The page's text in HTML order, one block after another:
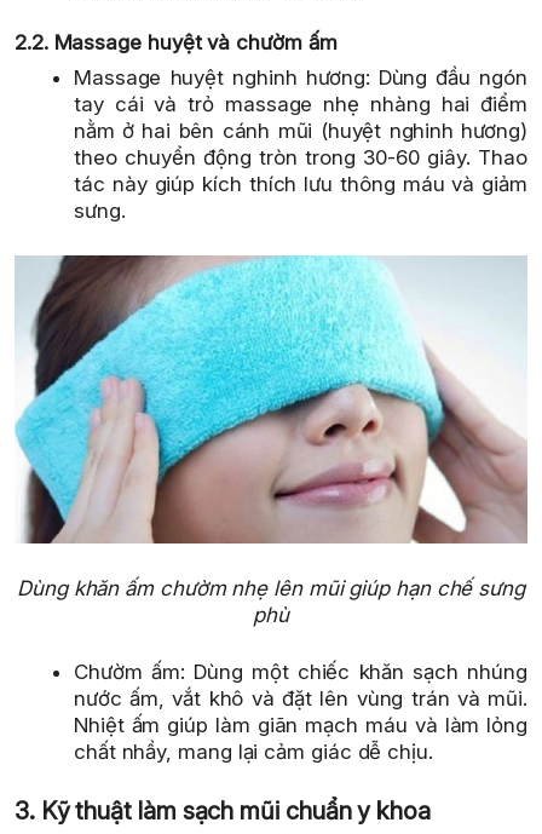
2.2. Massage huyệt và chườm ấm
Massage huyệt nghinh hương: Dùng đầu ngón
tay cái và trỏ massage nhẹ nhàng hai điểm
nằm ở hai bên cánh mũi (huyệt nghinh hương)
theo chuyển động tròn trong 30-60 giây. Thao
tác này giúp kích thích lưu thông máu và giảm
sưng.
Dùng khăn ấm chườm nhẹ lên mũi giúp hạn chế sưng
phù
Chườm ấm: Dùng một chiếc khăn sạch nhúng
nước ấm, vắt khô và đặt lên vùng trán và mũi.
Nhiệt ấm giúp làm giãn mạch máu và làm lỏng
chất nhầy, mang lại cảm giác dễ chịu.
3. Kỹ thuật làm sạch mũi chuẩn y khoa